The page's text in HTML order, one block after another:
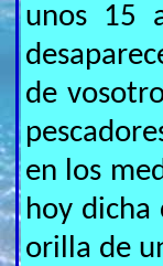
unos 15
de
en los
hoy dicha
orilla de